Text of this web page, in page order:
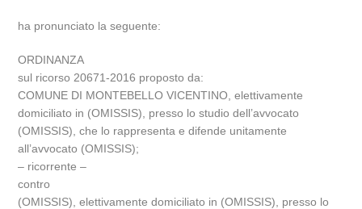
ha pronunciato la seguente:
ORDINANZA
sul ricorso 20671-2016 proposto da:
COMUNE DI MONTEBELLO VICENTINO, elettivamente
domiciliato in (OMISSIS), presso lo studio dell’avvocato
(OMISSIS), che lo rappresenta e difende unitamente
all’avvocato (OMISSIS);
– ricorrente –
contro
(OMISSIS), elettivamente domiciliato in (OMISSIS), presso lo